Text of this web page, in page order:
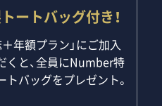
ートバッグ付き！
＋年額プラン」にご加入
くと、全員にNumber特
トバッグをプレゼント。